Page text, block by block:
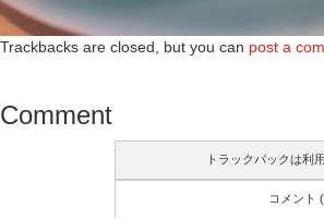
Trackbacks are closed, but you can post a
Comment
トラックバックは利
コメント